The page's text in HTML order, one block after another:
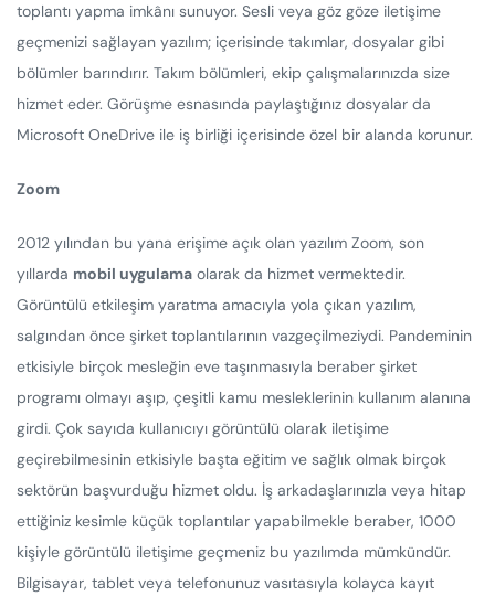
toplantı yapma imkânı sunuyor. Sesli veya göz göze iletişime
geçmenizi sağlayan yazılım; içerisinde takımlar, dosyalar gibi
bölümler barındırır. Takım bölümleri, ekip çalışmalarınızda size
hizmet eder. Görüşme esnasında paylaştığınız dosyalar da
Microsoft OneDrive ile iş birliği içerisinde özel bir alanda korunur.
Zoom
2012 yılından bu yana erişime açık olan yazılım Zoom, son
yıllarda mobil uygulama olarak da hizmet vermektedir.
Görüntülü etkileşim yaratma amacıyla yola çıkan yazılım,
salgından önce şirket toplantılarının vazgeçilmeziydi. Pandeminin
etkisiyle birçok mesleğin eve taşınmasıyla beraber şirket
programı olmayı aşıp, çeşitli kamu mesleklerinin kullanım alanına
girdi. Çok sayıda kullanıcıyı görüntülü olarak iletişime
geçirebilmesinin etkisiyle başta eğitim ve sağlık olmak birçok
sektörün başvurduğu hizmet oldu. İş arkadaşlarınızla veya hitap
ettiğiniz kesimle küçük toplantılar yapabilmekle beraber, 1000
kişiyle görüntülü iletişime geçmeniz bu yazılımda mümkündür.
Bilgisayar, tablet veya telefonunuz vasıtasıyla kolayca kayıt